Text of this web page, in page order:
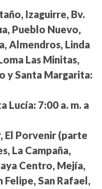
Izaguirre, Bv.
Pueblo Nuevo,
Almendros, Linda
Las Minitas,
y Santa Margarita:
Lucía: 7:00 a. m. a
El Porvenir (parte
La Campaña,
Centro, Mejía,
Felipe, San Rafael,